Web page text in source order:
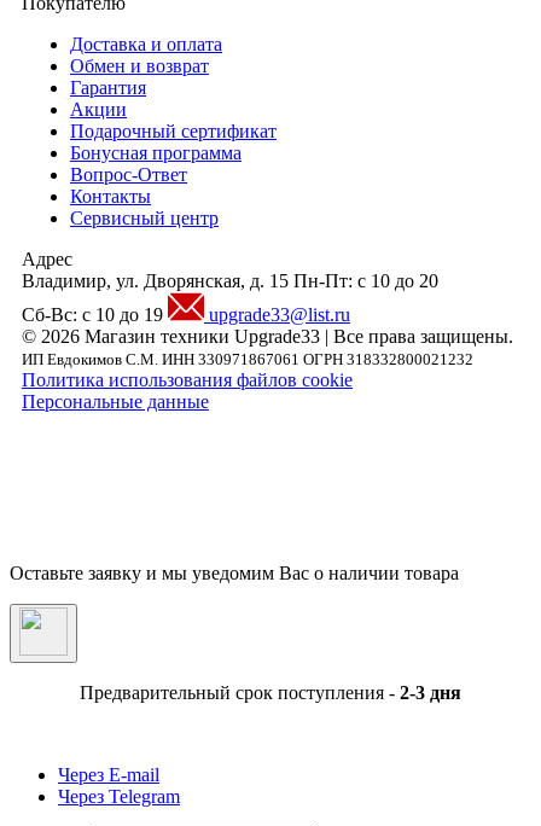
Доставка и оплата
Обмен и возврат
Гарантия
Акции
Подарочный сертификат
Бонусная программа
Вопрос-Ответ
Контакты
Сервисный центр
Адрес
Владимир, ул. Дворянская, д. 15 Пн-Пт: с 10 до 20
Сб-Вс: с 10 до 19
upgrade33@list.ru
© 2026 Магазин техники Upgrade33 | Все права защищены.
ИП Евдокимов С.М. ИНН 330971867061 ОГРН 318332800021232
Политика использования файлов cookie
Персональные данные
Оставьте заявку и мы уведомим Вас о наличии товара
Предварительный срок поступления - 2-3 дня
Через E-mail
Через Telegram